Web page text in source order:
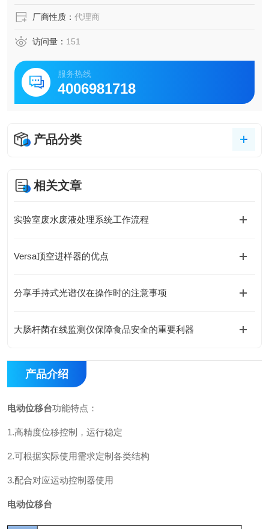
厂商性质： 代理商
访问量： 151
服务热线
4006981718
产品分类
相关文章
实验室废水废液处理系统工作流程
Versa顶空进样器的优点
分享手持式光谱仪在操作时的注意事项
大肠杆菌在线监测仪保障食品安全的重要利器
产品介绍
电动位移台功能特点：
1.高精度位移控制，运行稳定
2.可根据实际使用需求定制各类结构
3.配合对应运动控制器使用
电动位移台